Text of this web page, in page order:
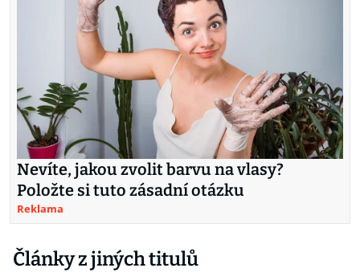
Nevíte, jakou zvolit barvu na vlasy?
Položte si tuto zásadní otázku
Reklama
Články z jiných titulů